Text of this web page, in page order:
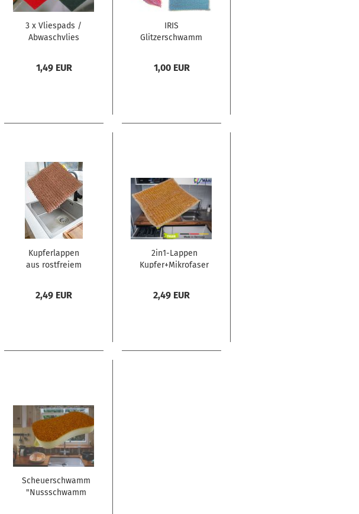
3 x Vliespads /
Abwaschvlies
1,49 EUR
IRIS
Glitzerschwamm
1,00 EUR
Kupferlappen
aus rostfreiem
antibakteriell
2,49 EUR
2in1-Lappen
Kupfer+Mikrofaser
2,49 EUR
Scheuerschwamm
"Nussschwamm